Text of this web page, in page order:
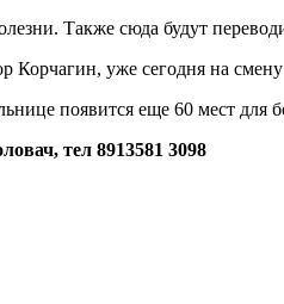
Также сюда будут
Корчагин, уже сегодня на
появится еще 60 мест
тел 8913581 3098